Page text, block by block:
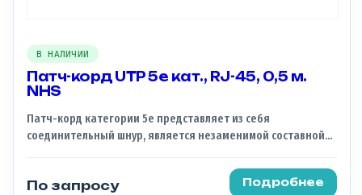
В НАЛИЧИИ
Патч-корд UTP 5e кат., RJ-45, 0,5 м.
NHS
Патч-корд категории 5e представляет из себя
соединительный шнур, является незаменимой составной
который обжат с обоих концов коннекторами и служит для
соединения устройств между собой.
По запросу Подробнее